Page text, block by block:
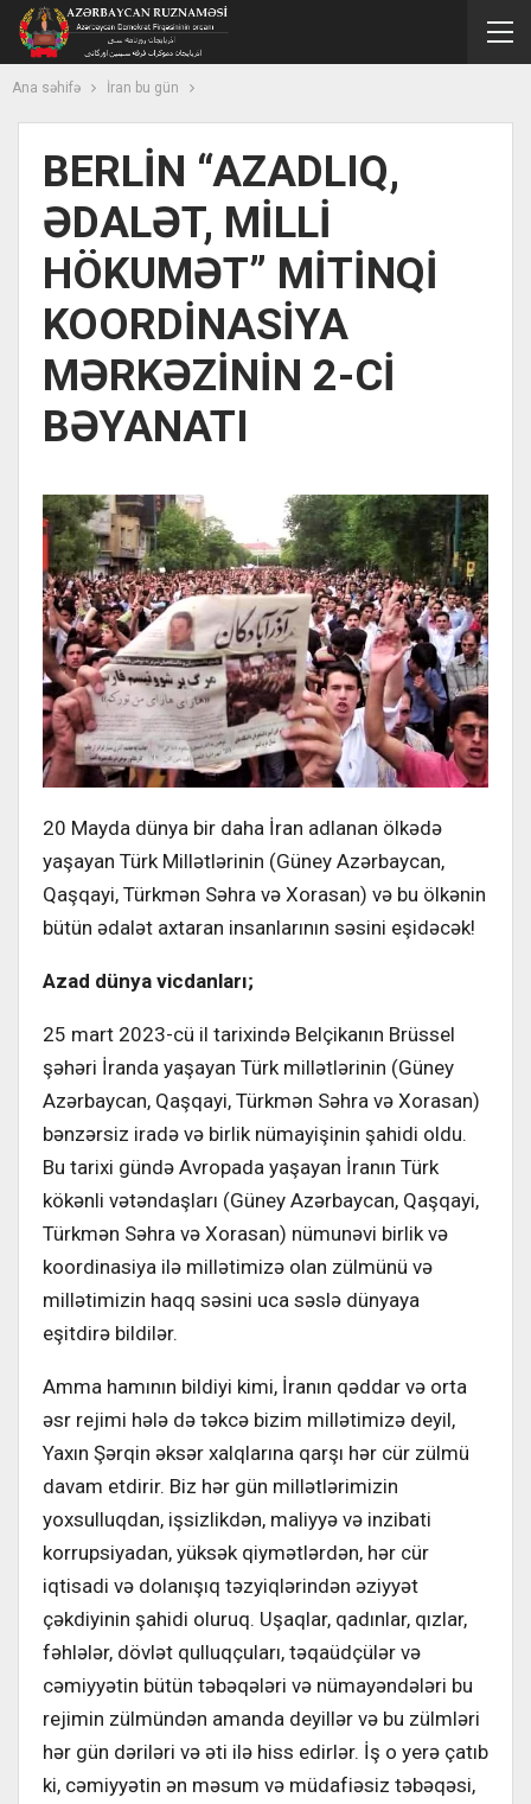
Ana səhifə İran bu gün
BERLİN “AZADLIQ,
ƏDALƏT, MİLLİ
HÖKUMƏT” MİTİNQİ
KOORDİNASİYA
MƏRKƏZİNİN 2-Cİ
BƏYANATI
20 Mayda dünya bir daha İran adlanan ölkədə
yaşayan Türk Millətlərinin (Güney Azərbaycan,
Qaşqayi, Türkmən Səhra və Xorasan) və bu ölkənin
bütün ədalət axtaran insanlarının səsini eşidəcək!
Azad dünya vicdanları;
25 mart 2023-cü il tarixində Belçikanın Brüssel
şəhəri İranda yaşayan Türk millətlərinin (Güney
Azərbaycan, Qaşqayi, Türkmən Səhra və Xorasan)
bənzərsiz iradə və birlik nümayişinin şahidi oldu.
Bu tarixi gündə Avropada yaşayan İranın Türk
kökənli vətəndaşları (Güney Azərbaycan, Qaşqayi,
Türkmən Səhra və Xorasan) nümunəvi birlik və
koordinasiya ilə millətimizə olan zülmünü və
millətimizin haqq səsini uca səslə dünyaya
eşitdirə bildilər.
Amma hamının bildiyi kimi, İranın qəddar və orta
əsr rejimi hələ də təkcə bizim millətimizə deyil,
Yaxın Şərqin əksər xalqlarına qarşı hər cür zülmü
davam etdirir. Biz hər gün millətlərimizin
yoxsulluqdan, işsizlikdən, maliyyə və inzibati
korrupsiyadan, yüksək qiymətlərdən, hər cür
iqtisadi və dolanışıq təzyiqlərindən əziyyət
çəkdiyinin şahidi oluruq. Uşaqlar, qadınlar, qızlar,
fəhlələr, dövlət qulluqçuları, təqaüdçülər və
cəmiyyətin bütün təbəqələri və nümayəndələri bu
rejimin zülmündən amanda deyillər və bu zülmləri
hər gün dəriləri və əti ilə hiss edirlər. İş o yerə çatıb
ki, cəmiyyətin ən məsum və müdafiəsiz təbəqəsi,